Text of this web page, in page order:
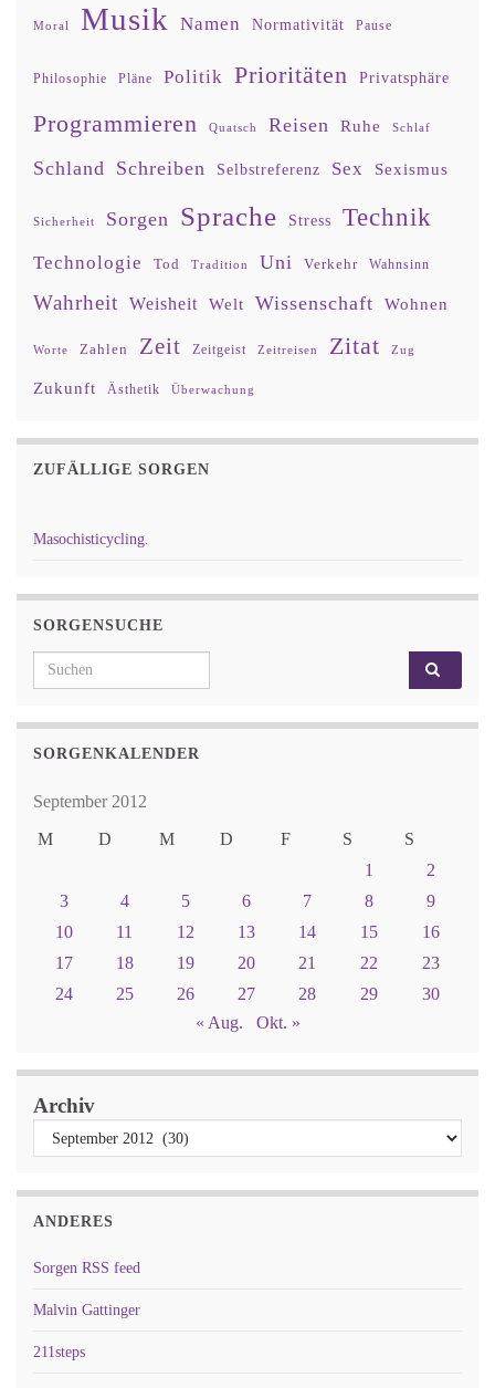
Moral Musik Namen Normativität Pause
Philosophie Pläne Politik Prioritäten Privatsphäre
Programmieren Quatsch Reisen Ruhe Schlaf
Schland Schreiben Selbstreferenz Sex Sexismus
Sicherheit Sorgen Sprache Stress Technik
Technologie Tod Tradition Uni Verkehr Wahnsinn
Wahrheit Weisheit Welt Wissenschaft Wohnen
Worte Zahlen Zeit Zeitgeist Zeitreisen Zitat Zug
Zukunft Ästhetik Überwachung
ZUFÄLLIGE SORGEN
Masochisticycling.
SORGENSUCHE
Search for:
SORGENKALENDER
September 2012
M
D M D F S
S
1
2
3
4 5 6 7 8
9
10
11 12 13 14 15
16
17
18 19 20 21 22
23
24
25 26 27 28 29
30
« Aug.
Okt. »
Archiv
ANDERES
Sorgen RSS feed
Malvin Gattinger
211steps